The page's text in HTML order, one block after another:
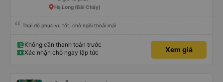
Hạ Long (Bãi Cháy)
Thái độ phục vụ tốt, chỗ ngồi thoải mái
Không cần thanh toán trước
Xác nhận chỗ ngay lập tức
Xem giá